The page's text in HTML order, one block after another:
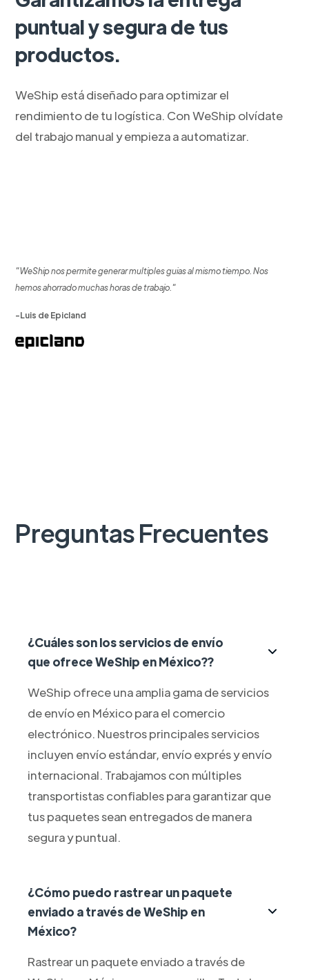
puntual y segura de tus
productos.
WeShip está diseñado para optimizar el
rendimiento de tu logística. Con WeShip olvídate
del trabajo manual y empieza a automatizar.
"WeShip nos permite generar multiples guias al mismo tiempo. Nos
hemos ahorrado muchas horas de trabajo."
-Luis de Epicland
Preguntas Frecuentes
¿Cuáles son los servicios de envío
que ofrece WeShip en México??
WeShip ofrece una amplia gama de servicios
de envío en México para el comercio
electrónico. Nuestros principales servicios
incluyen envío estándar, envío exprés y envío
internacional. Trabajamos con múltiples
transportistas confiables para garantizar que
tus paquetes sean entregados de manera
segura y puntual.
¿Cómo puedo rastrear un paquete
enviado a través de WeShip en
México?
Rastrear un paquete enviado a través de